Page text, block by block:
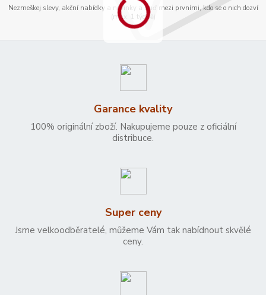
Nezmeškej slevy, akční nabídky a novinky a buď mezi prvními, kdo se o nich dozví
(max. 1 týdně)
Garance kvality
100% originální zboží. Nakupujeme pouze z oficiální
distribuce.
Super ceny
Jsme velkoodběratelé, můžeme Vám tak nabídnout skvělé
ceny.